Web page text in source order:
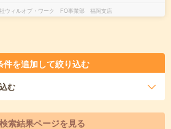
ウィルオブ・ワーク FO事業部 福岡支店
件を追加して絞り込む
む
索結果ページを見る